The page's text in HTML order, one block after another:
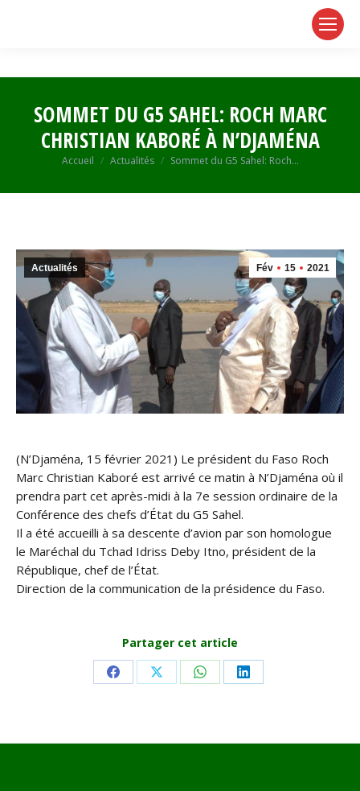
SOMMET DU G5 SAHEL: ROCH MARC
CHRISTIAN KABORÉ À N’DJAMÉNA
Vous êtes ici :
Accueil Actualités Sommet du G5 Sahel: Roch…
Fév 15 2021
Actualités
(N’Djaména, 15 février 2021) Le président du Faso Roch
Marc Christian Kaboré est arrivé ce matin à N’Djaména où il
prendra part cet après-midi à la 7e session ordinaire de la
Conférence des chefs d’État du G5 Sahel.
Il a été accueilli à sa descente d’avion par son homologue
le Maréchal du Tchad Idriss Deby Itno, président de la
République, chef de l’État.
Direction de la communication de la présidence du Faso.
Partager cet article
Share Share Share Share